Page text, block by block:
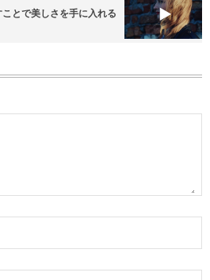
ことで美しさを手に入れる